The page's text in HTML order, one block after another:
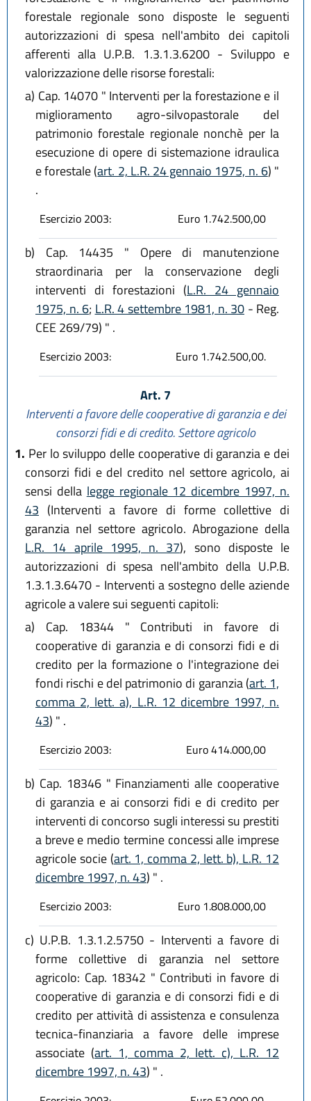
forestale regionale sono disposte le seguenti
autorizzazioni di spesa nell'ambito dei capitoli
afferenti alla U.P.B. 1.3.1.3.6200 - Sviluppo e
valorizzazione delle risorse forestali:
a) Cap. 14070 " Interventi per la forestazione e il
miglioramento agro-silvopastorale del
patrimonio forestale regionale nonchè per la
esecuzione di opere di sistemazione idraulica
e forestale (art. 2, L.R. 24 gennaio 1975, n. 6) "
.
Esercizio 2003: Euro 1.742.500,00
b) Cap. 14435 " Opere di manutenzione
straordinaria per la conservazione degli
interventi di forestazioni (L.R. 24 gennaio
1975, n. 6; L.R. 4 settembre 1981, n. 30 - Reg.
CEE 269/79) " .
Esercizio 2003: Euro 1.742.500,00.
Art. 7
Interventi a favore delle cooperative di garanzia e dei
consorzi fidi e di credito. Settore agricolo
1. Per lo sviluppo delle cooperative di garanzia e dei
consorzi fidi e del credito nel settore agricolo, ai
sensi della legge regionale 12 dicembre 1997, n.
43 (Interventi a favore di forme collettive di
garanzia nel settore agricolo. Abrogazione della
L.R. 14 aprile 1995, n. 37), sono disposte le
autorizzazioni di spesa nell'ambito della U.P.B.
1.3.1.3.6470 - Interventi a sostegno delle aziende
agricole a valere sui seguenti capitoli:
a) Cap. 18344 " Contributi in favore di
cooperative di garanzia e di consorzi fidi e di
credito per la formazione o l'integrazione dei
fondi rischi e del patrimonio di garanzia (art. 1,
comma 2, lett. a), L.R. 12 dicembre 1997, n.
43) " .
Esercizio 2003: Euro 414.000,00
b) Cap. 18346 " Finanziamenti alle cooperative
di garanzia e ai consorzi fidi e di credito per
interventi di concorso sugli interessi su prestiti
a breve e medio termine concessi alle imprese
agricole socie (art. 1, comma 2, lett. b), L.R. 12
dicembre 1997, n. 43) " .
Esercizio 2003: Euro 1.808.000,00
c) U.P.B. 1.3.1.2.5750 - Interventi a favore di
forme collettive di garanzia nel settore
agricolo: Cap. 18342 " Contributi in favore di
cooperative di garanzia e di consorzi fidi e di
credito per attività di assistenza e consulenza
tecnica-finanziaria a favore delle imprese
associate (art. 1, comma 2, lett. c), L.R. 12
dicembre 1997, n. 43) " .